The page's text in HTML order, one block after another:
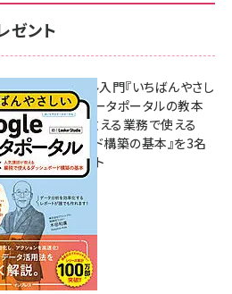
ゼント
無料BIツール入門『いちばんやさし
いGoogleデータポータルの教本
人気講師が教える業務で使える
ダッシュボード構築の基本』を3名
様にプレゼント
7月31日 10:00